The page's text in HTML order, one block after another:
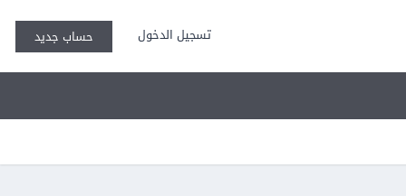
تسجيل الدخول حساب جديد